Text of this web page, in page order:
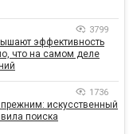
3799
эффективность
что на самом деле
1736
искусственный
поиска